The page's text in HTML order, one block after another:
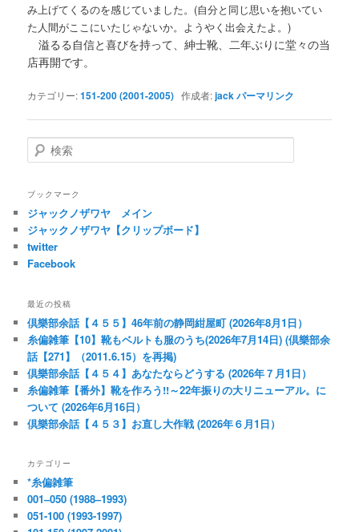
み上げてくるのを感じていました。 (自分と同じ思いを抱いてい
た人間がここにいたじゃないか。ようやく出会えたよ。)
溢るる自信と喜びを持って、紳士靴、二年ぶりに堂々の当
店再開です。
カテゴリー:151-200 (2001-2005) 作成者:jackパーマリンク
検
索
ブックマーク
ジャックノザワヤ メイン
ジャックノザワヤ【クリップボード】
twitter
Facebook
最近の投稿
倶樂部余話【４５５】46年前の静岡紺屋町 (2026年8月1日）
糸偏雑筆【10】靴もベルトも服のうち(2026年7月14日) (倶樂部余
話【271】（2011.6.15）を再掲)
倶樂部余話【４５４】あなたならどうする (2026年７月1日）
糸偏雑筆【番外】靴を作ろう!!～22年振りの大リニューアル。に
ついて (2026年6月16日）
倶樂部余話【４５３】お直し大作戦 (2026年６月1日）
カテゴリー
*糸偏雑筆
001–050 (1988–1993)
051-100 (1993-1997)